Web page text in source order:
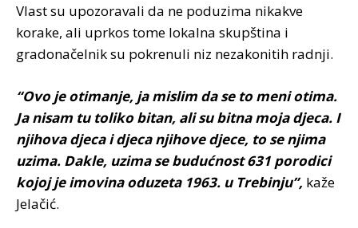
Vlast su upozoravali da ne poduzima nikakve
korake, ali uprkos tome lokalna skupština i
gradonačelnik su pokrenuli niz nezakonitih radnji.
“Ovo je otimanje, ja mislim da se to meni otima.
Ja nisam tu toliko bitan, ali su bitna moja djeca. I
njihova djeca i djeca njihove djece, to se njima
uzima. Dakle, uzima se budućnost 631 porodici
kojoj je imovina oduzeta 1963. u Trebinju”, kaže
Jelačić.